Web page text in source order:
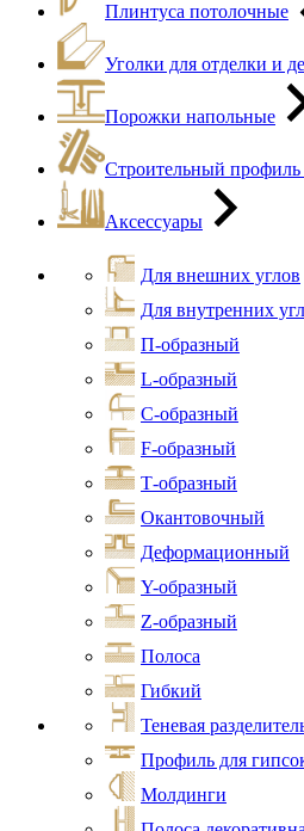
Плинтуса потолочные
Уголки для отделки и
Порожки напольные
Строительный
Аксессуары
Для внешних углов
Для внутренних
П-образный
L-образный
С-образный
F-образный
Т-образный
Окантовочный
Деформационный
Y-образный
Z-образный
Полоса
Гибкий
Теневая
Профиль для
Молдинги